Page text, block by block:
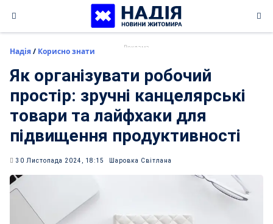
content
Надія/ Корисно знати
Як організувати робочий
простір: зручні канцелярські
товари та лайфхаки для
підвищення продуктивності
30 Листопада 2024, 18:15 Шаровка Світлана